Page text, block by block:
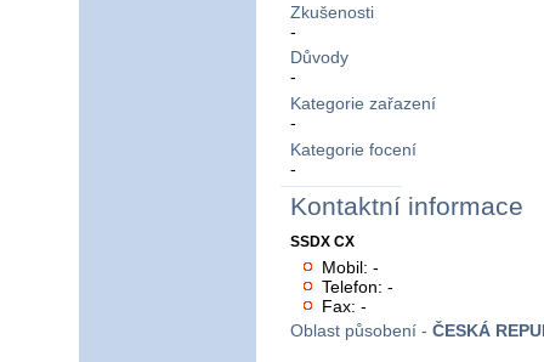
Zkušenosti
-
Důvody
-
Kategorie zařazení
-
Kategorie focení
-
Kontaktní informace
SSDX CX
Mobil: -
Telefon: -
Fax: -
Oblast působení - ČESKÁ